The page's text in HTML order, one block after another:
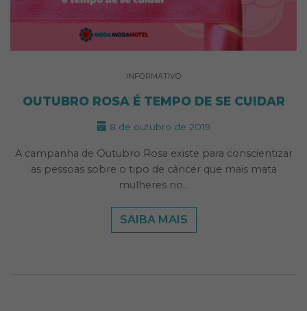
INFORMATIVO
OUTUBRO ROSA É TEMPO DE SE CUIDAR
8 de outubro de 2019
A campanha de Outubro Rosa existe para conscientizar
as pessoas sobre o tipo de câncer que mais mata
mulheres no…
SAIBA MAIS